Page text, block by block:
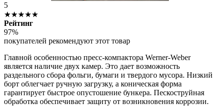
5
★★★★★
Рейтинг
97%
покупателей рекомендуют этот товар
Главной особенностью пресс-компактора Werner-Weber
является наличие двух камер. Это дает возможность
раздельного сбора фольги, бумаги и твердого мусора. Низкий
борт облегчает ручную загрузку, а коническая форма
гарантирует быстрое опустошение бункера. Пескоструйная
обработка обеспечивает защиту от возникновения коррозии.